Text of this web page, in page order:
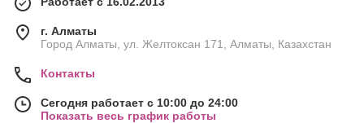
г. Алматы
Город Алматы, ул. Желтоксан 171, Алматы, Казахстан
Контакты
Сегодня работает с 10:00 до 24:00
Показать весь график работы